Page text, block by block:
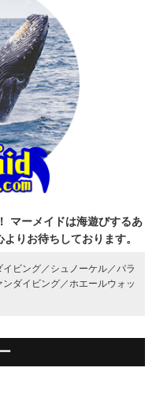
マーメイドは海遊びするあ
りお待ちしております。
イビング／ シュノーケル／パラ
ンダイビング／ホエールウォッ